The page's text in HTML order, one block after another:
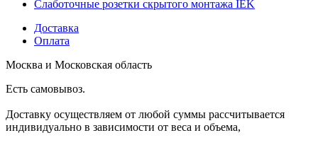
Слаботочные розетки скрытого монтажа IEK
Доставка
Оплата
Москва и Московская область
Есть самовывоз.
Доставку осуществляем от любой суммы рассчитывается
индивидуально в зависимости от веса и объема,